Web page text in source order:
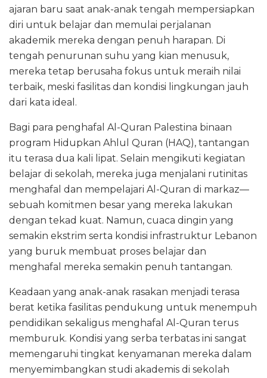
ajaran baru saat anak-anak tengah mempersiapkan
diri untuk belajar dan memulai perjalanan
akademik mereka dengan penuh harapan. Di
tengah penurunan suhu yang kian menusuk,
mereka tetap berusaha fokus untuk meraih nilai
terbaik, meski fasilitas dan kondisi lingkungan jauh
dari kata ideal.
Bagi para penghafal Al-Quran Palestina binaan
program Hidupkan Ahlul Quran (HAQ), tantangan
itu terasa dua kali lipat. Selain mengikuti kegiatan
belajar di sekolah, mereka juga menjalani rutinitas
menghafal dan mempelajari Al-Quran di markaz—
sebuah komitmen besar yang mereka lakukan
dengan tekad kuat. Namun, cuaca dingin yang
semakin ekstrim serta kondisi infrastruktur Lebanon
yang buruk membuat proses belajar dan
menghafal mereka semakin penuh tantangan.
Keadaan yang anak-anak rasakan menjadi terasa
berat ketika fasilitas pendukung untuk menempuh
pendidikan sekaligus menghafal Al-Quran terus
memburuk. Kondisi yang serba terbatas ini sangat
memengaruhi tingkat kenyamanan mereka dalam
menyemimbangkan studi akademis di sekolah